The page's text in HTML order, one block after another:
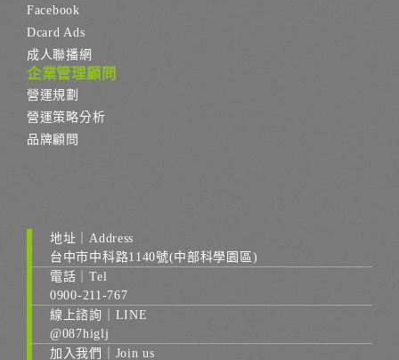
Facebook
Dcard Ads
成人聯播網
企業管理顧問
營運規劃
營運策略分析
品牌顧問
地址｜Address
台中市中科路1140號(中部科學園區)
電話｜Tel
0900-211-767
線上諮詢｜LINE
@087higlj
加入我們｜Join us